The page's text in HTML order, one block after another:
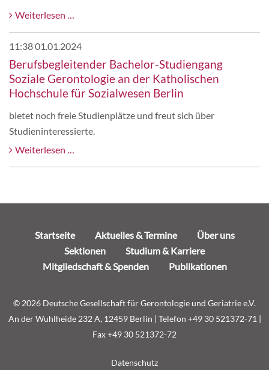
ab
sofort
Einschreibungen
offen.
Weiterlesen …
Bachelorstudiengang
Gerontologie:
Altern
nachhaltig
gestalten
Niedersachsen,
ab
zur
Einschreibungen
offen.
11:38 01.01.2024
Berufsbegleitender Bachelor-Studiengang
Soziale Gerontologie an der Katholischen
Hochschule für Sozialwesen Berlin
bietet noch freie Studienplätze und freut sich über
Studieninteressierte.
Weiterlesen …
Bachelor-
der
Katholischen
Hochschule
Sozialwesen
Berlin
NavigationStartseite Aktuelles & Termine
Über uns
Sektionen
Studium & Karriere
Mitgliedschaft & Spenden
Publikationen
© 2026 Deutsche Gesellschaft für Gerontologie und Geriatrie e.V.
An der Wuhlheide 232 A, 12459 Berlin | Telefon +49 30 521372-71 |
Fax +49 30 521372-72
Navigation
Datenschutz